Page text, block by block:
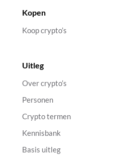
Kopen
Koop crypto’s
Uitleg
Over crypto’s
Personen
Crypto termen
Kennisbank
Basis uitleg